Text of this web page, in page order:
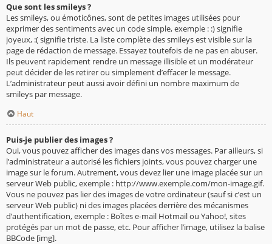
Que sont les smileys ?
Les smileys, ou émoticônes, sont de petites images utilisées pour
exprimer des sentiments avec un code simple, exemple : :) signifie
joyeux, :( signifie triste. La liste complète des smileys est visible sur la
page de rédaction de message. Essayez toutefois de ne pas en abuser.
Ils peuvent rapidement rendre un message illisible et un modérateur
peut décider de les retirer ou simplement d’effacer le message.
L’administrateur peut aussi avoir défini un nombre maximum de
smileys par message.
Haut
Puis-je publier des images ?
Oui, vous pouvez afficher des images dans vos messages. Par ailleurs, si
l’administrateur a autorisé les fichiers joints, vous pouvez charger une
image sur le forum. Autrement, vous devez lier une image placée sur un
serveur Web public, exemple : http://www.exemple.com/mon-image.gif.
Vous ne pouvez pas lier des images de votre ordinateur (sauf si c’est un
serveur Web public) ni des images placées derrière des mécanismes
d’authentification, exemple : Boîtes e-mail Hotmail ou Yahoo!, sites
protégés par un mot de passe, etc. Pour afficher l’image, utilisez la balise
BBCode [img].